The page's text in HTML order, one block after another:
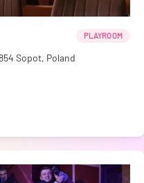
PLAYROOM
Sopot, Poland